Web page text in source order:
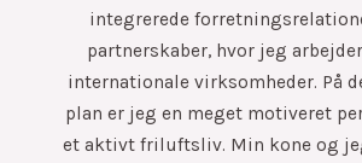
integrerede
partnerskaber, hvor jeg
internationale virksomheder. På
plan er jeg en meget motiveret
et aktivt friluftsliv. Min kone og